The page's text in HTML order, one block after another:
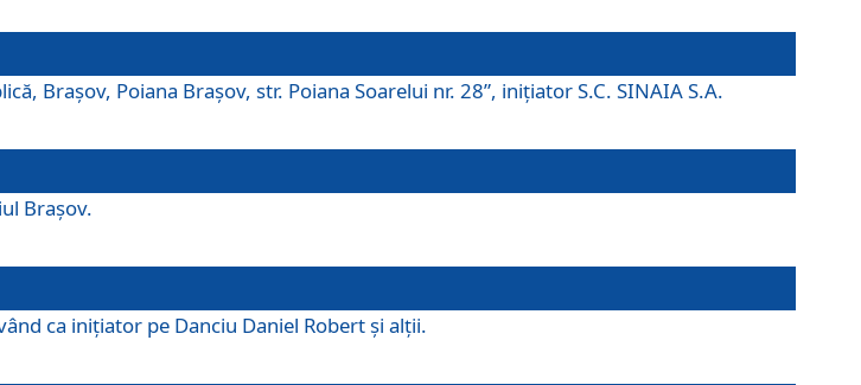
Braşov, Poiana Braşov, str. Poiana Soarelui nr. 28”, iniţiator S.C. SINAIA S.A.
Braşov.
ca iniţiator pe Danciu Daniel Robert şi alţii.